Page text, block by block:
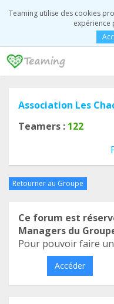
Teaming utilise des cookies
expérience
Association Les
Teamers : 122
Retourner au Groupe
Ce forum est
Managers du
Pour pouvoir faire
Accéder